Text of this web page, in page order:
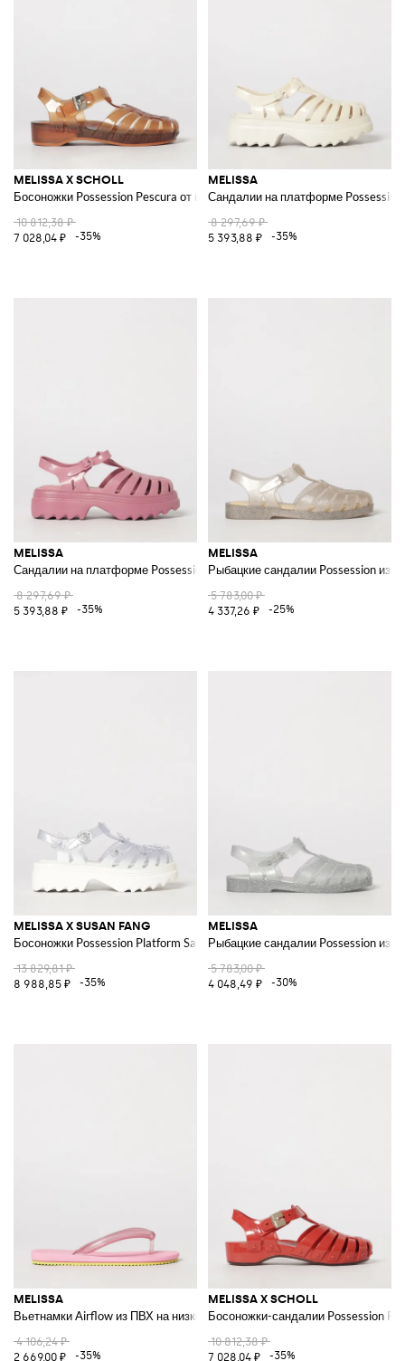
MELISSA X SCHOLL
Босоножки Possession Pescura от на низком каблуке
10 812,38 ₽
7 028,04 ₽
-35%
MELISSA
Сандалии на платформе
8 297,69 ₽
5 393,88 ₽
-35%
MELISSA
Сандалии на платформе Possession II из ПВХ на среднем каблуке
8 297,69 ₽
5 393,88 ₽
-35%
MELISSA
Рыбацкие сандалии Possession из
5 783,00 ₽
4 337,26 ₽
-25%
MELISSA X SUSAN FANG
Босоножки Possession Platform Sakura от с цветком
13 829,81 ₽
8 988,85 ₽
-35%
MELISSA
Рыбацкие сандалии Possession из
5 783,00 ₽
4 048,49 ₽
-30%
MELISSA
Вьетнамки Airflow из ПВХ на низком каблуке
4 106,24 ₽
2 669,00 ₽
-35%
MELISSA X SCHOLL
Босоножки-сандалии Possession
10 812,38 ₽
7 028,04 ₽
-35%